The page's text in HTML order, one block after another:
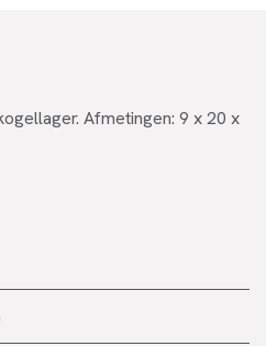
Afmetingen: 9 x 20 x